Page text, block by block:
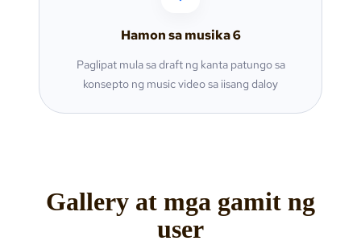
Hamon sa musika6
Paglipat mula sa draft ng kanta patungo sa
konsepto ng music video sa iisang daloy
Gallery at mga gamit ng
user